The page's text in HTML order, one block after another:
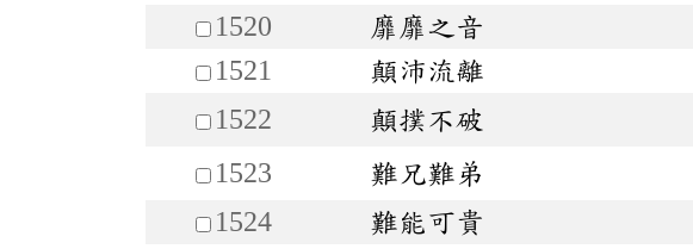
1520
靡靡之音
1521
顛沛流離
1522
顛撲不破
1523
難兄難弟
1524
難能可貴